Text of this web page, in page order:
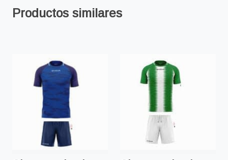
Productos similares